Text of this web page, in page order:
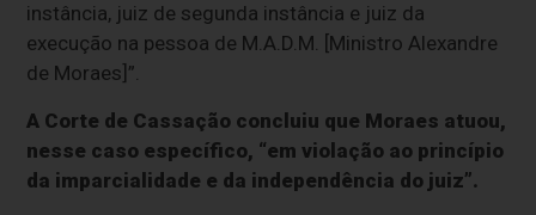
instância, juiz de segunda instância e juiz da
execução na pessoa de M.A.D.M. [Ministro Alexandre
de Moraes]”.
A Corte de Cassação concluiu que Moraes atuou,
nesse caso específico, “em violação ao princípio
da imparcialidade e da independência do juiz”.